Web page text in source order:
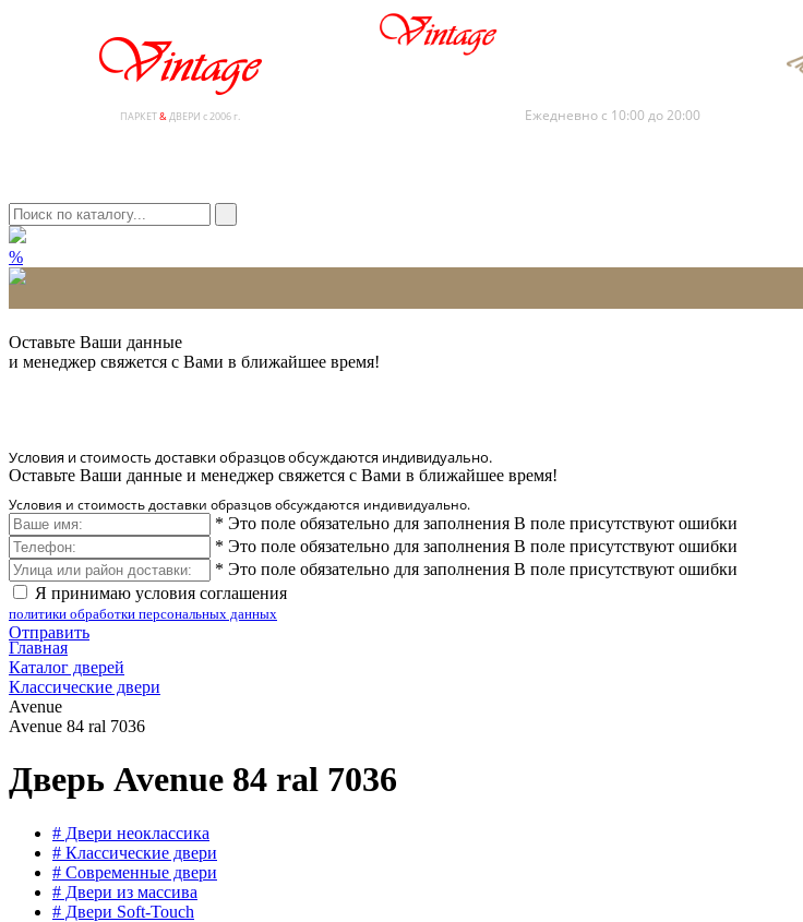
ПАРКЕТ&ДВЕРИ с 2006 г. Ежедневно с 10:00 до 20:00
%
Оставьте Ваши данные
и менеджер свяжется с Вами в ближайшее время!
Условия и стоимость доставки образцов обсуждаются индивидуально.
Оставьте Ваши данные и менеджер свяжется с Вами в ближайшее время!
Условия и стоимость доставки образцов обсуждаются индивидуально.
* Это поле обязательно для заполнения В поле присутствуют ошибки
* Это поле обязательно для заполнения В поле присутствуют ошибки
* Это поле обязательно для заполнения В поле присутствуют ошибки
Я принимаю условия соглашения
политики обработки персональных данных
Отправить
Главная
Каталог дверей
Классические двери
Avenue
Avenue 84 ral 7036
Дверь Avenue 84 ral 7036
# Двери неоклассика
# Классические двери
# Современные двери
# Двери из массива
# Двери Soft-Touch